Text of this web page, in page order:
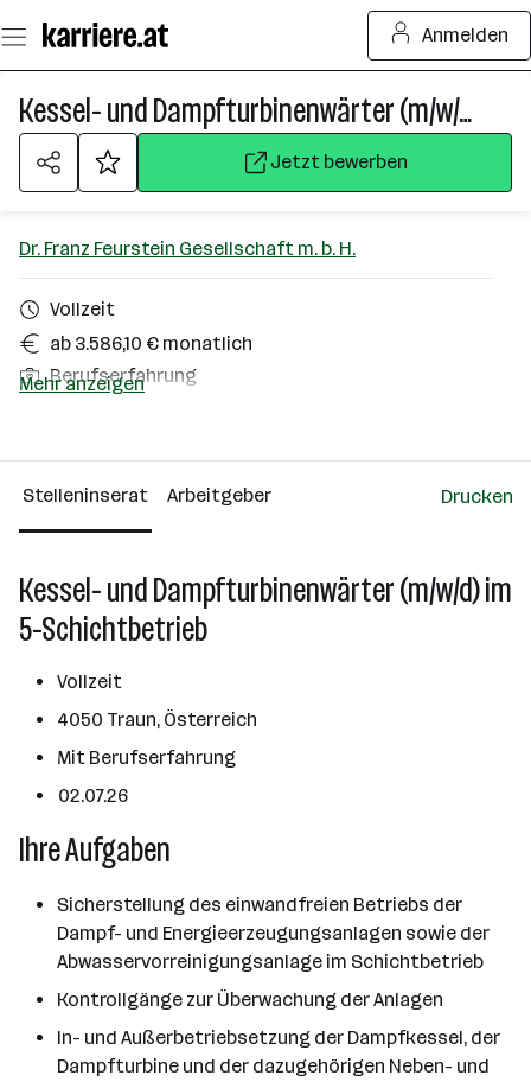
Seiteninhalt
springen
Anmelden
Kessel- und Dampfturbinenwärter (m/w/d) im 5-Schichtbetrieb
Jetzt bewerben
Dr. Franz Feurstein Gesellschaft m. b. H.
Vollzeit
ab 3.586,10 € monatlich
Berufserfahrung
Über das Unternehmen
101 - 500 Mitarbeiter*innen
Mehr anzeigen
Stelleninserat Arbeitgeber Drucken
Kessel- und Dampfturbinenwärter (m/w/d) im
5-Schichtbetrieb
Vollzeit
4050 Traun, Österreich
Mit Berufserfahrung
02.07.26
Ihre Aufgaben
Sicherstellung des einwandfreien Betriebs der
Dampf- und Energieerzeugungsanlagen sowie der
Abwasservorreinigungsanlage im Schichtbetrieb
Kontrollgänge zur Überwachung der Anlagen
In- und Außerbetriebsetzung der Dampfkessel, der
Dampfturbine und der dazugehörigen Neben- und